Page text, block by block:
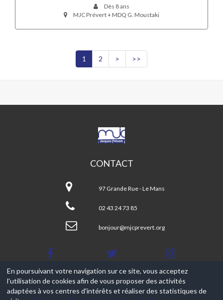
Dès 8 ans
MJC Prévert + MDQ G. Moustaki
1 2 > >>
MJC
JACQUES
CONTACT
Jacques
Prévert
97 Grande Rue - Le Mans
02 43 24 73 85
bonjour@mjcprevert.org
© 2017-2026, Ce site est propulsé par Aniapps.fr
En poursuivant votre navigation sur ce site, vous acceptez
l'utilisation de cookies afin de vous proposer des activités
adaptées à vos centres d'intérêts et réaliser des statistiques de